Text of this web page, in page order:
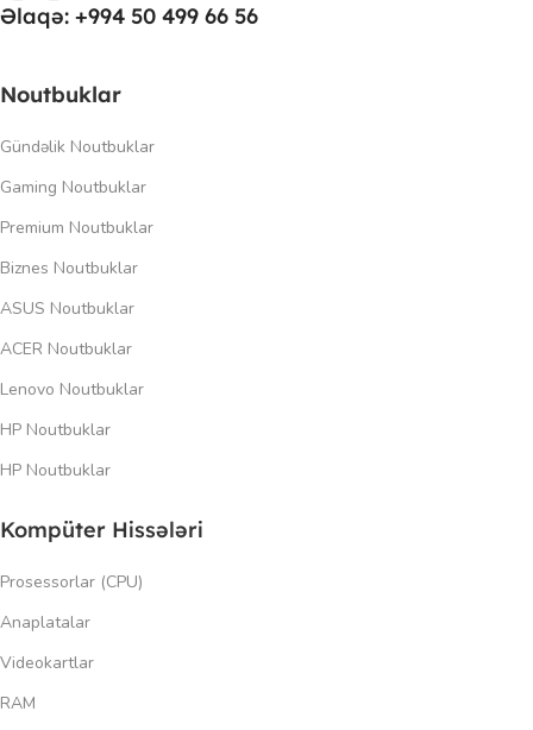
Əlaqə: +994 50 499 66 56
Noutbuklar
Gündəlik Noutbuklar
Gaming Noutbuklar
Premium Noutbuklar
Biznes Noutbuklar
ASUS Noutbuklar
ACER Noutbuklar
Lenovo Noutbuklar
HP Noutbuklar
HP Noutbuklar
Kompüter Hissələri
Prosessorlar (CPU)
Anaplatalar
Videokartlar
RAM